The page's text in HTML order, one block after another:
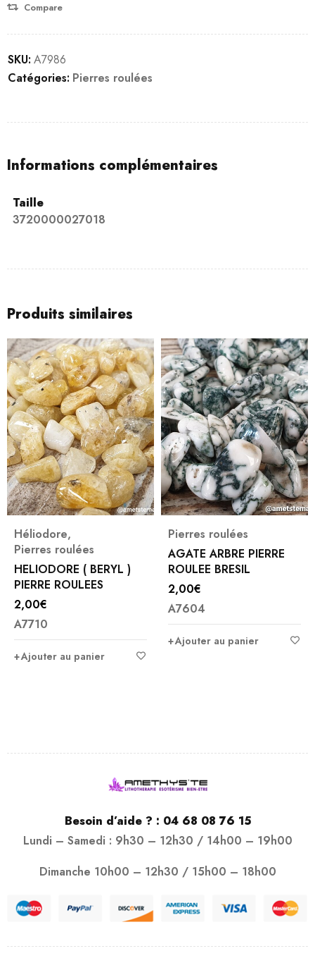
Compare
SKU: A7986
Catégories: Pierres roulées
Informations complémentaires
Taille
3720000027018
Produits similaires
Héliodore,
Pierres roulées
HELIODORE ( BERYL )
PIERRE ROULEES
2,00€
A7710
Ajouter au panier
Pierres roulées
AGATE ARBRE PIERRE
ROULEE BRESIL
2,00€
A7604
Ajouter au panier
Besoin d’aide ? : 04 68 08 76 15
Lundi – Samedi : 9h30 – 12h30 / 14h00 – 19h00
Dimanche 10h00 – 12h30 / 15h00 – 18h00